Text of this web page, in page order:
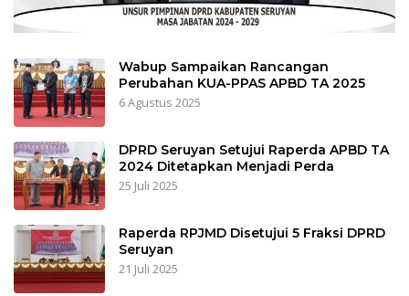
Wabup Sampaikan Rancangan
Perubahan KUA-PPAS APBD TA 2025
6 Agustus 2025
DPRD Seruyan Setujui Raperda APBD TA
2024 Ditetapkan Menjadi Perda
25 Juli 2025
Raperda RPJMD Disetujui 5 Fraksi DPRD
Seruyan
21 Juli 2025